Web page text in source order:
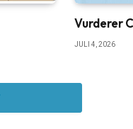
Vurderer
JULI 4, 2026